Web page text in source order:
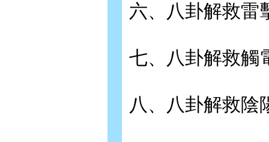
六、八卦解救雷
七、八卦解救觸
八、八卦解救陰